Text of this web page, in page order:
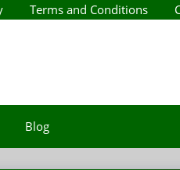
Terms and Conditions
Blog